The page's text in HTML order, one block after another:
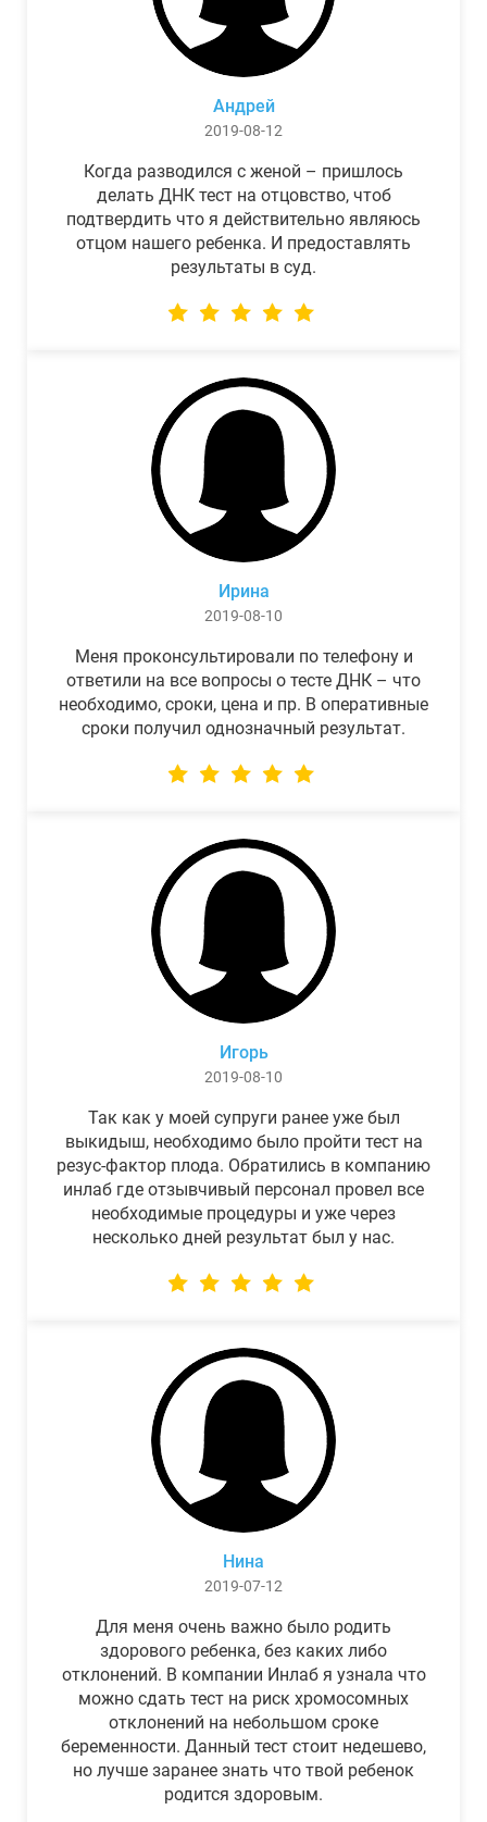
Андрей
2019-08-12
Когда разводился с женой – пришлось
делать ДНК тест на отцовство, чтоб
подтвердить что я действительно являюсь
отцом нашего ребенка. И предоставлять
результаты в суд.
Ирина
2019-08-10
Меня проконсультировали по телефону и
ответили на все вопросы о тесте ДНК – что
необходимо, сроки, цена и пр. В оперативные
сроки получил однозначный результат.
Игорь
2019-08-10
Так как у моей супруги ранее уже был
выкидыш, необходимо было пройти тест на
резус-фактор плода. Обратились в компанию
инлаб где отзывчивый персонал провел все
необходимые процедуры и уже через
несколько дней результат был у нас.
Нина
2019-07-12
Для меня очень важно было родить
здорового ребенка, без каких либо
отклонений. В компании Инлаб я узнала что
можно сдать тест на риск хромосомных
отклонений на небольшом сроке
беременности. Данный тест стоит недешево,
но лучше заранее знать что твой ребенок
родится здоровым.